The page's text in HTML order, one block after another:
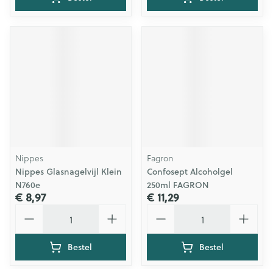
Nippes
Nippes Glasnagelvijl Klein
N760e
€ 8,97
Bestel
Fagron
Confosept Alcoholgel
250ml FAGRON
€ 11,29
Bestel